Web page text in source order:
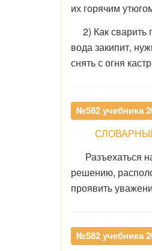
их горячим
2) Как сварить
вода закипит,
снять с огня
№582 учебника
Разъехаться
решению,
проявить
№582 учебника